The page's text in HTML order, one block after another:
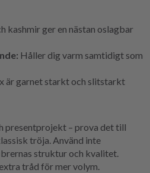
kashmir ger en nästan oslagbar
Håller dig varm samtidigt som
är garnet starkt och slitstarkt
presentprojekt – prova det till
tröja. Använd inte
struktur och kvalitet.
tråd för mer volym.